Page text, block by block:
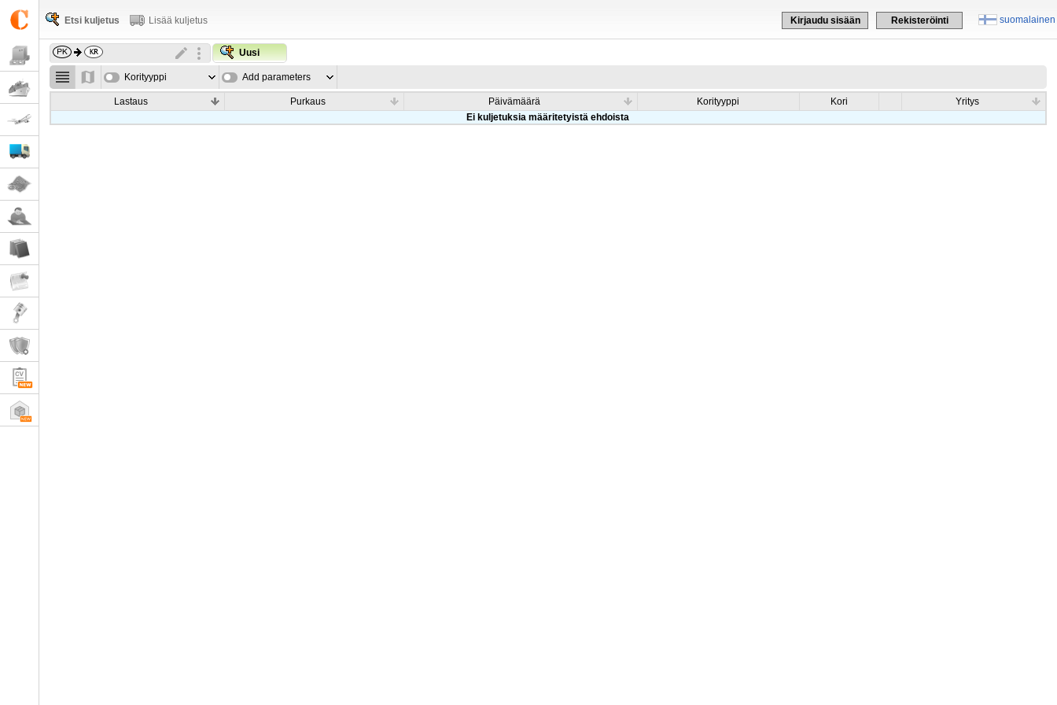
suomalainen
Kirjaudu sisään Rekisteröinti
Etsi kuljetus Lisää kuljetus
Uusi
Korityyppi Add parameters
Lastaus Purkaus Päivämäärä Korityyppi Kori
Yritys
Ei kuljetuksia määritetyistä ehdoista